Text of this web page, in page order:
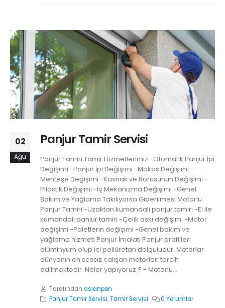
02
Ağu
Panjur Tamir Servisi
Panjur Tamiri Tamir Hizmetlerimiz -Otomatik Panjur İpi
Değişimi -Panjur İpi Değişimi -Makas Değişimi -
Menteşe Değişimi -Kasnak ve Borusunun Değişimi -
Pilastik Değişimi -İç Mekanizma Değişimi -Genel
Bakım ve Yağlama Takılıyorsa Giderilmesi Motorlu
Panjur Tamiri -Uzaktan kumandalı panjur tamiri -El ile
kumandalı panjur tamiri -Çelik askı değişimi -Motor
değişimi -Paletlerin değişimi -Genel bakım ve
yağlama hizmeti Panjur İmalatı Panjur profilleri
alüminyum olup içi poliüretan dolguludur. Motorlar
dünyanın en sessiz çalışan motorları tercih
edilmektedir. Neler yapıyoruz ? - Motorlu...
Tarafından aslanpen
Panjur Tamir Servisi,Tamir Servisi 0 Yorumlar